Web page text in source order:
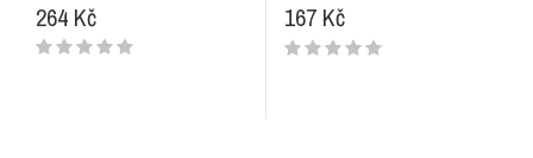
264 Kč 167 Kč